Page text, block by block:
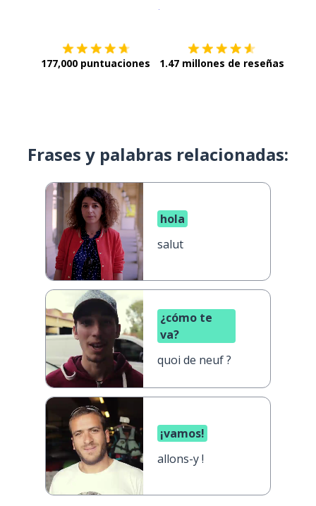
177,000 puntuaciones 1.47 millones de reseñas
Frases y palabras relacionadas:
hola
salut
¿cómo te
va?
quoi de neuf ?
¡vamos!
allons-y !